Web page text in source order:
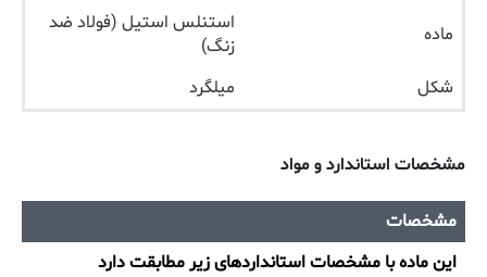
ماده
استنلس استیل (فولاد ضد
زنگ)
شکل
میلگرد
مشخصات استاندارد و مواد
مشخصات
این ماده با مشخصات استانداردهای زیر مطابقت دارد